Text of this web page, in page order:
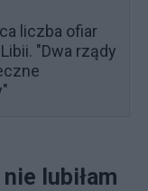
liczba ofiar
"Dwa rządy
lubiłam